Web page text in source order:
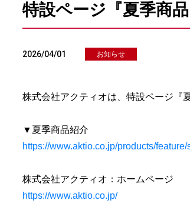
特設ページ『夏季商
2026/04/01 お知らせ
株式会社アクティオは、特設ページ『
▼夏季商品紹介
https://www.aktio.co.jp/products/feature/
株式会社アクティオ：ホームページ
https://www.aktio.co.jp/